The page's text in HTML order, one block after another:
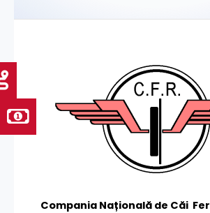
Compania Națională de Căi